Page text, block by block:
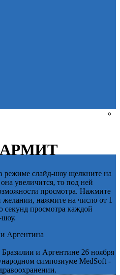
АРМИТ
режиме слайд-шоу щелкните на
увеличится, то под ней
просмотра. Нажмите
нажмите на число от 1
секунд просмотра каждой
Аргентина
и Аргентине 26 ноября
симпозиуме MedSoft -